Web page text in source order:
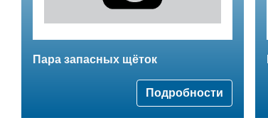
Пара запасных щёток
Подробности